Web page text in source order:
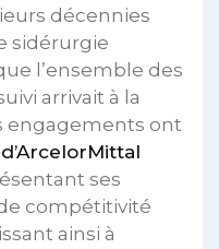
décennies
sidérurgie
l’ensemble des
arrivait à la
engagements ont
ses
compétitivité
ainsi à